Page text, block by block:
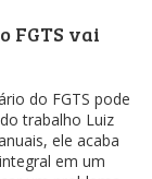
FGTS vai
do FGTS pode
trabalho Luiz
ele acaba
em um